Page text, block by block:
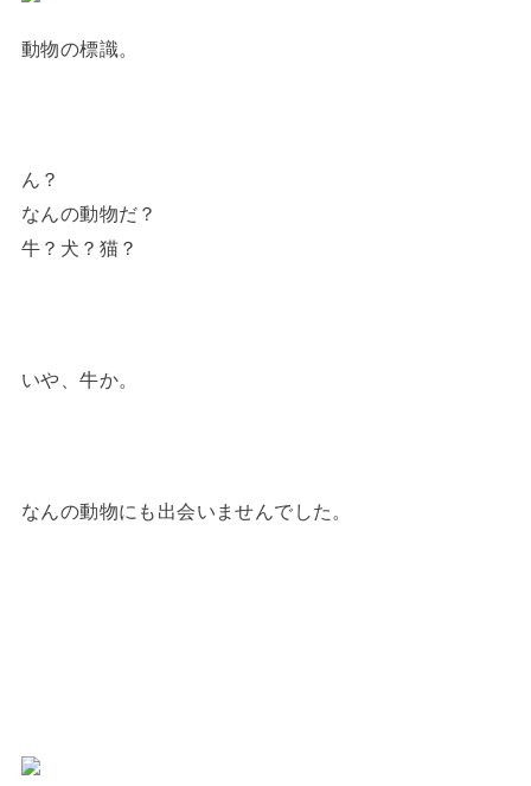
動物の標識。
ん？
なんの動物だ？
牛？犬？猫？
いや、牛か。
なんの動物にも出会いませんでした。